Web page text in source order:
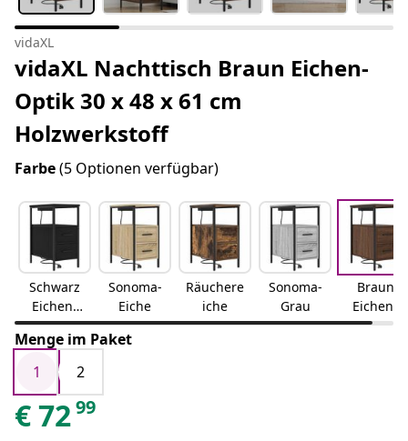
vidaXL
vidaXL Nachttisch Braun Eichen-
Optik 30 x 48 x 61 cm
Holzwerkstoff
Farbe(5 Optionen verfügbar)
Schwarz
Eichen-
Optik
Sonoma-
Eiche
Räuchere
iche
Sonoma-
Grau
Braun
Eichen-
Optik
Menge im Paket
1
2
€7299